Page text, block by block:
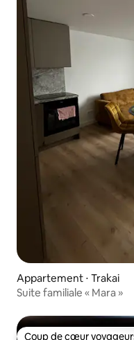
Appartement ⋅ Trakai
Suite familiale « Mara »
Coup de cœur